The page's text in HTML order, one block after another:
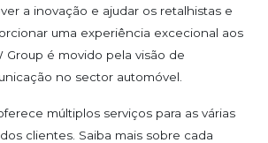
a inovação e ajudar os retalhistas e
uma experiência excecional aos
Group é movido pela visão de
no sector automóvel.
múltiplos serviços para as várias
clientes. Saiba mais sobre cada